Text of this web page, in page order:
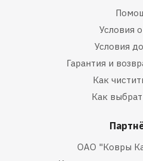
Условия
Условия
Гарантия и
Как
Как
ОАО "Ковры